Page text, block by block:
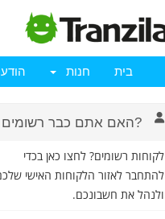
בית חנות
?האם אתם כבר רשומים
לקוחות רשומים? לחצו כאן בכדי
להתחבר לאזור הלקוחות האישי
ולנהל את חשבונכם.